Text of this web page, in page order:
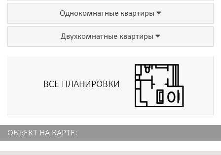
Однокомнатные квартиры
Двухкомнатные квартиры
ВСЕ ПЛАНИРОВКИ
ОБЪЕКТ НА КАРТЕ: